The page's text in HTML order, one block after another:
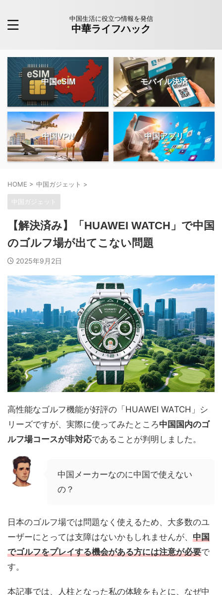
中国生活に役立つ情報を発信
中華ライフハック
中国eSIM モバイル決済
中国VPN 中国アプリ
HOME > 中国ガジェット >
中国ガジェット
【解決済み】「HUAWEI WATCH」で中国
のゴルフ場が出てこない問題
2025年9月2日
高性能なゴルフ機能が好評の「HUAWEI WATCH」シ
リーズですが、実際に使ってみたところ中国国内のゴ
ルフ場コースが非対応であることが判明しました。
中国メーカーなのに中国で使えない
の？
日本のゴルフ場では問題なく使えるため、大多数のユ
ーザーにとっては支障はないかもしれませんが、 中国
でゴルフをプレイする機会がある方には注意が必要で
す。
本記事では、人柱となった私の体験をもとに、なぜ中